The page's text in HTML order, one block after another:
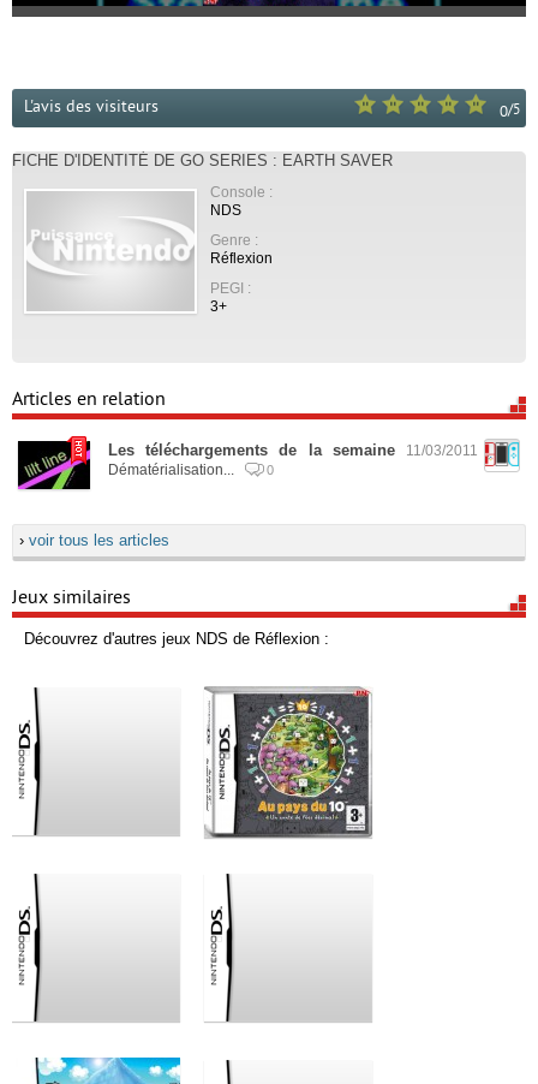
0/5
L'avis des visiteurs
FICHE D'IDENTITÉ DE GO SERIES : EARTH SAVER
Console :
NDS
Genre :
Réflexion
PEGI :
3+
Articles en relation
Les téléchargements de la semaine
11/03/2011
Dématérialisation...
0
› voir tous les articles
Jeux similaires
Découvrez d'autres jeux NDS de Réflexion :